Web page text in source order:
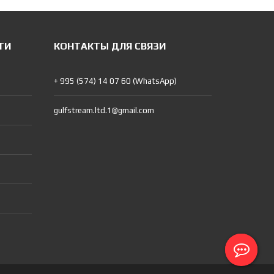
КОНТАКТЫ ДЛЯ СВЯЗИ
+ 995 (574) 14 07 60 (WhatsApp)
gulfstream.ltd.1@gmail.com